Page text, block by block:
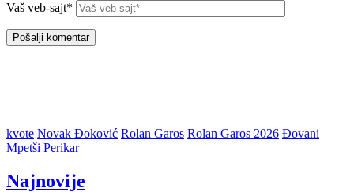
Vaš veb-sajt*
kvote Novak Đoković Rolan Garos Rolan Garos 2026 Đovani
Mpetši Perikar
Najnovije